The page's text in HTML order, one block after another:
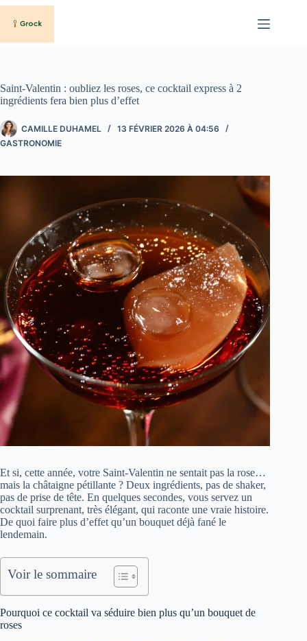
Passer
contenu
Saint-Valentin : oubliez les roses, ce cocktail express à 2
ingrédients fera bien plus d’effet
CAMILLE DUHAMEL
13 FÉVRIER 2026 À 04:56
GASTRONOMIE
Et si, cette année, votre Saint-Valentin ne sentait pas la rose…
mais la châtaigne pétillante ? Deux ingrédients, pas de shaker,
pas de prise de tête. En quelques secondes, vous servez un
cocktail surprenant, très élégant, qui raconte une vraie histoire.
De quoi faire plus d’effet qu’un bouquet déjà fané le
lendemain.
Voir le sommaire
Pourquoi ce cocktail va séduire bien plus qu’un bouquet de
roses